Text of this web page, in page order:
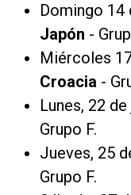
Domingo 14
Japón -
Miércoles
Croacia -
Lunes, 22 de
Grupo F.
Jueves, 25
Grupo F.